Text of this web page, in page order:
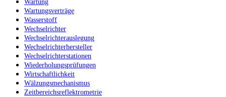
Wartung
Wartungsverträge
Wasserstoff
Wechselrichter
Wechselrichterauslegung
Wechselrichterhersteller
Wechselrichterstationen
Wiederholungsprüfungen
Wirtschaftlichkeit
Wälzungsmechanismus
Zeitbereichsreflektrometrie